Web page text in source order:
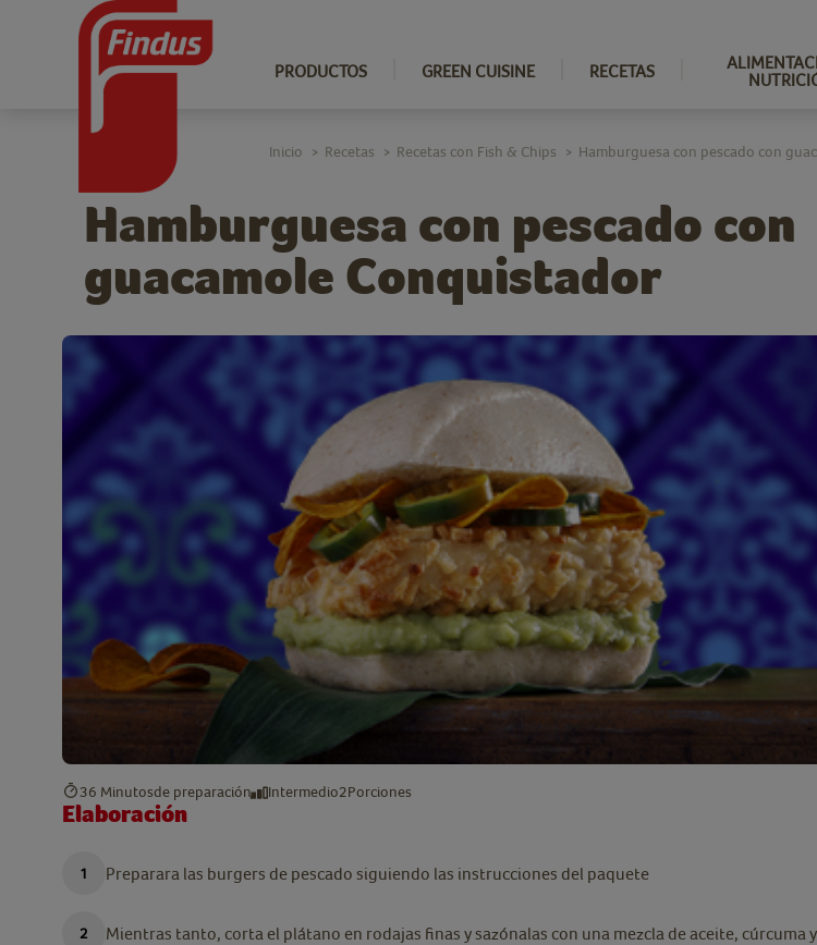
PRODUCTOS GREEN CUISINE RECETAS
Hamburguesa con pescado con
guacamole Conquistador
Inicio > Recetas > Recetas con Fish & Chips > Hamburguesa con pescado con
36 Minutosde preparación Intermedio2Porciones
Elaboración
Preparara las burgers de pescado siguiendo las instrucciones del paquete
Mientras tanto, corta el plátano en rodajas finas y sazónalas con una mezcla de aceite, cúrcuma y